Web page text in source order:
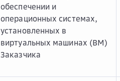
обеспечении и
операционных системах,
установленных в
виртуальных машинах (ВМ)
Заказчика